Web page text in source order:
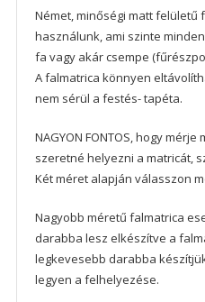
Német, minőségi matt felületű
használunk, ami szinte
fa vagy akár csempe
A falmatrica könnyen
nem sérül a festés- tapéta.
NAGYON FONTOS, hogy
szeretné helyezni a matricát,
Két méret alapján válasszon
Nagyobb méretű falmatrica
darabba lesz elkészítve a
legkevesebb darabba
legyen a felhelyezése.